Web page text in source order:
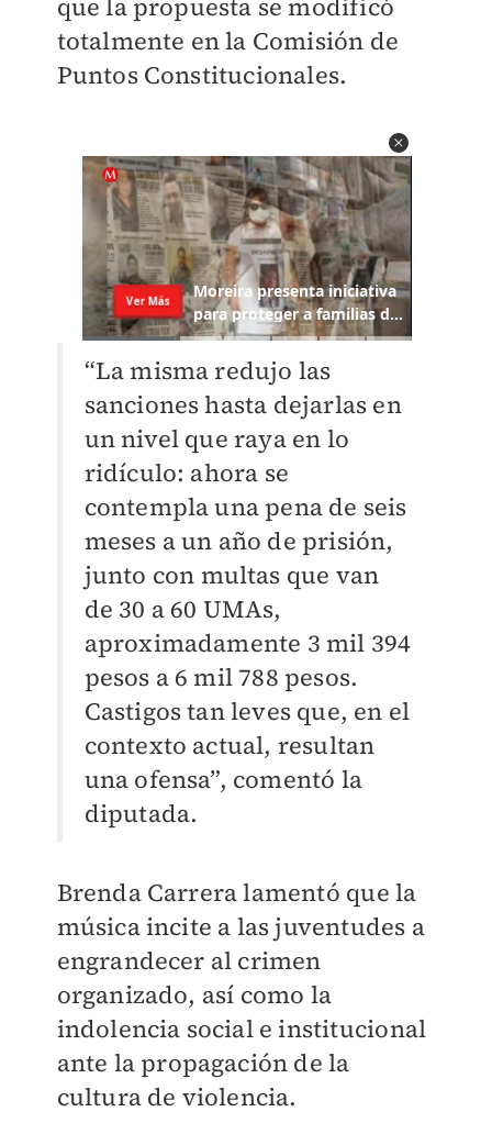
que la propuesta se modificó
totalmente en la Comisión de
Puntos Constitucionales.
“La misma redujo las
sanciones hasta dejarlas en
un nivel que raya en lo
ridículo: ahora se
contempla una pena de seis
meses a un año de prisión,
junto con multas que van
de 30 a 60 UMAs,
aproximadamente 3 mil 394
pesos a 6 mil 788 pesos.
Castigos tan leves que, en el
contexto actual, resultan
una ofensa”, comentó la
diputada.
Brenda Carrera lamentó que la
música incite a las juventudes a
engrandecer al crimen
organizado, así como la
indolencia social e institucional
ante la propagación de la
cultura de violencia.